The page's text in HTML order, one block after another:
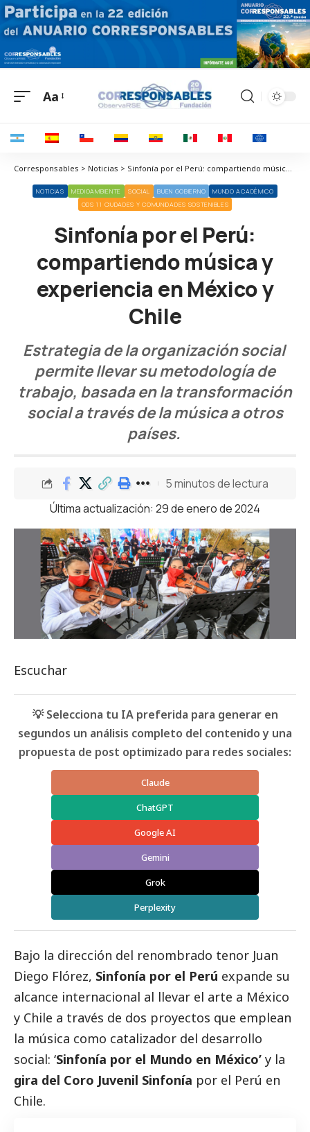
Aa
Corresponsables > Noticias > Sinfonía por el Perú: compartiendo música y experiencia en México y Chile
NOTICIAS MEDIOAMBIENTE SOCIAL BUEN GOBIERNO
MUNDO ACADÉMICO
ODS 11 CIUDADES Y COMUNIDADES SOSTENIBLES
Sinfonía por el Perú:
compartiendo música y
experiencia en México y
Chile
Estrategia de la organización social
permite llevar su metodología de
trabajo, basada en la transformación
social a través de la música a otros
países.
Última actualización: 29 de enero de 2024
5 minutos de lectura
Escuchar
💡 Selecciona tu IA preferida para generar en
segundos un análisis completo del contenido y una
propuesta de post optimizado para redes sociales:
Claude
ChatGPT
Google AI
Gemini
Grok
Perplexity
Bajo la dirección del renombrado tenor Juan
Diego Flórez, Sinfonía por el Perú expande su
alcance internacional al llevar el arte a México
y Chile a través de dos proyectos que emplean
la música como catalizador del desarrollo
social: ‘Sinfonía por el Mundo en México’ y la
gira del Coro Juvenil Sinfonía por el Perú en
Chile.